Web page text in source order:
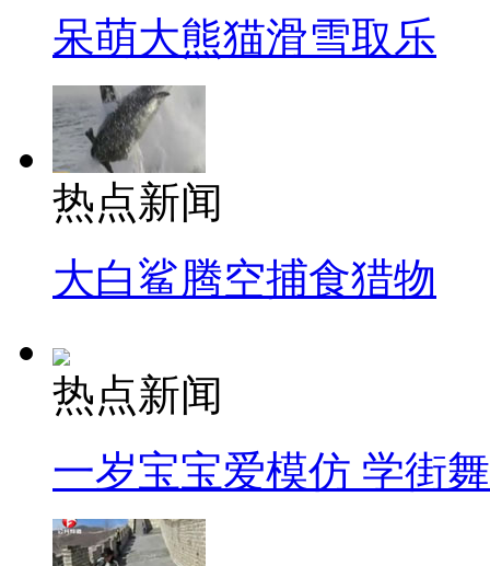
呆萌大熊猫滑雪取乐
热点新闻
大白鲨腾空捕食猎物
热点新闻
一岁宝宝爱模仿 学街